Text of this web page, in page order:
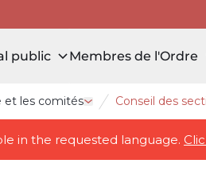
public Membres de l'Ordre
et les comités Open drawer La
Conseil des
in the requested language.